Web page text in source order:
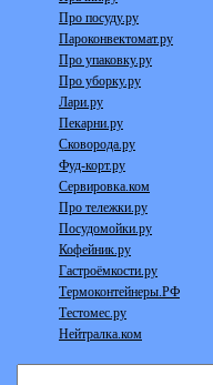
Про посуду.ру
Пароконвектомат.ру
Про упаковку.ру
Про уборку.ру
Лари.ру
Пекарни.ру
Сковорода.ру
Фуд-корт.ру
Сервировка.ком
Про тележки.ру
Посудомойки.ру
Кофейник.ру
Гастроёмкости.ру
Термоконтейнеры.РФ
Тестомес.ру
Нейтралка.ком